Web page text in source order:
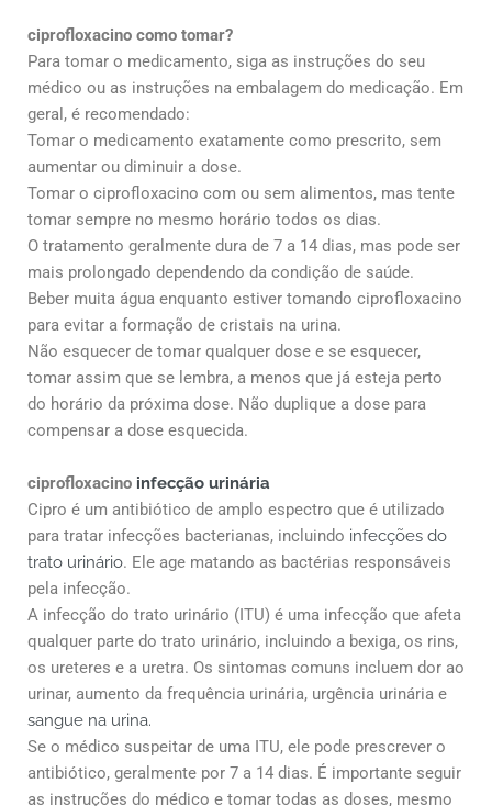
ciprofloxacino como tomar?
Para tomar o medicamento, siga as instruções do seu
médico ou as instruções na embalagem do medicação. Em
geral, é recomendado:
Tomar o medicamento exatamente como prescrito, sem
aumentar ou diminuir a dose.
Tomar o ciprofloxacino com ou sem alimentos, mas tente
tomar sempre no mesmo horário todos os dias.
O tratamento geralmente dura de 7 a 14 dias, mas pode ser
mais prolongado dependendo da condição de saúde.
Beber muita água enquanto estiver tomando ciprofloxacino
para evitar a formação de cristais na urina.
Não esquecer de tomar qualquer dose e se esquecer,
tomar assim que se lembra, a menos que já esteja perto
do horário da próxima dose. Não duplique a dose para
compensar a dose esquecida.
ciprofloxacino infecção urinária
Cipro é um antibiótico de amplo espectro que é utilizado
para tratar infecções bacterianas, incluindo infecções do
trato urinário. Ele age matando as bactérias responsáveis ​​
pela infecção.
A infecção do trato urinário (ITU) é uma infecção que afeta
qualquer parte do trato urinário, incluindo a bexiga, os rins,
os ureteres e a uretra. Os sintomas comuns incluem dor ao
urinar, aumento da frequência urinária, urgência urinária e
sangue na urina.
Se o médico suspeitar de uma ITU, ele pode prescrever o
antibiótico, geralmente por 7 a 14 dias. É importante seguir
as instruções do médico e tomar todas as doses, mesmo